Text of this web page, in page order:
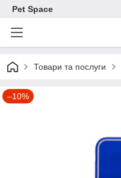
Pet Space
Товари та послуги
–10%